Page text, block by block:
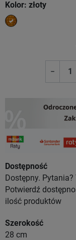
Kolor: złoty
złoty
−
Dostępność
Dostępny.
Potwierdź
ilość produktów
Szerokość
28 cm